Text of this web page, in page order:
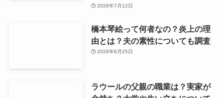
2026年7月12日
橋本琴絵って何者なの？炎上の理
由とは？夫の素性についても調査
2026年6月25日
ラウールの父親の職業は？実家が